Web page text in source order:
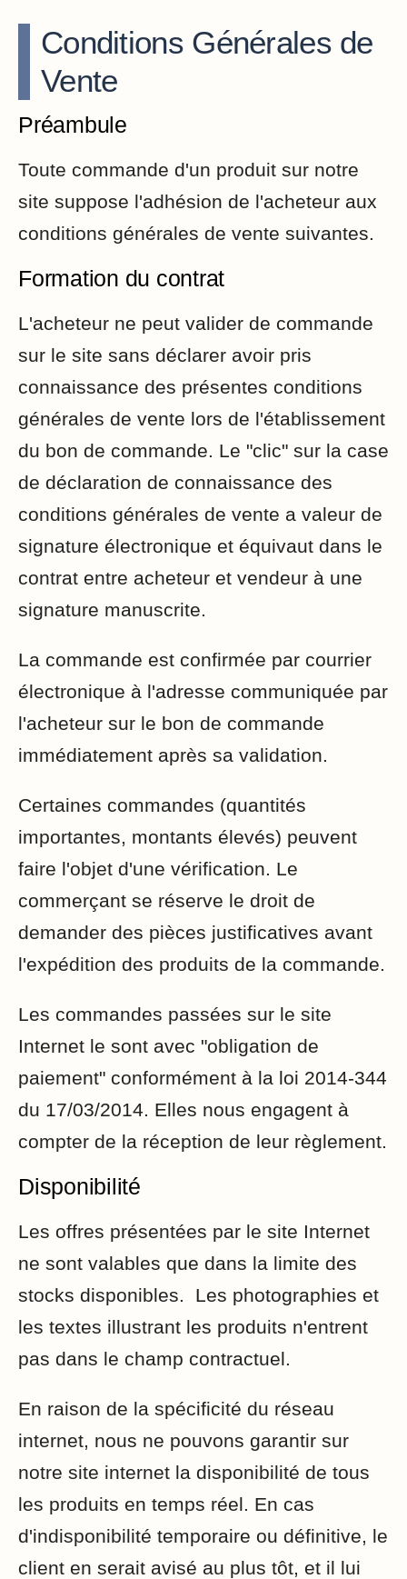
Conditions Générales de
Vente
Préambule
Toute commande d'un produit sur notre
site suppose l'adhésion de l'acheteur aux
conditions générales de vente suivantes.
Formation du contrat
L'acheteur ne peut valider de commande
sur le site sans déclarer avoir pris
connaissance des présentes conditions
générales de vente lors de l'établissement
du bon de commande. Le "clic" sur la case
de déclaration de connaissance des
conditions générales de vente a valeur de
signature électronique et équivaut dans le
contrat entre acheteur et vendeur à une
signature manuscrite.
La commande est confirmée par courrier
électronique à l'adresse communiquée par
l'acheteur sur le bon de commande
immédiatement après sa validation.
Certaines commandes (quantités
importantes, montants élevés) peuvent
faire l'objet d'une vérification. Le
commerçant se réserve le droit de
demander des pièces justificatives avant
l'expédition des produits de la commande.
Les commandes passées sur le site
Internet le sont avec "obligation de
paiement" conformément à la loi 2014-344
du 17/03/2014. Elles nous engagent à
compter de la réception de leur règlement.
Disponibilité
Les offres présentées par le site Internet
ne sont valables que dans la limite des
stocks disponibles. Les photographies et
les textes illustrant les produits n'entrent
pas dans le champ contractuel.
En raison de la spécificité du réseau
internet, nous ne pouvons garantir sur
notre site internet la disponibilité de tous
les produits en temps réel. En cas
d'indisponibilité temporaire ou définitive, le
client en serait avisé au plus tôt, et il lui